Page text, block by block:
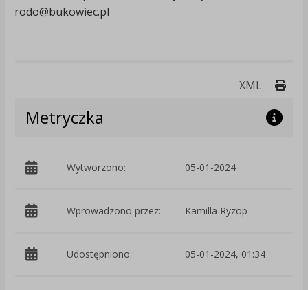
rodo@bukowiec.pl
XML
Metryczka
Wytworzono: 05-01-2024
Wprowadzono przez: Kamilla Ryzop
Udostępniono: 05-01-2024, 01:34